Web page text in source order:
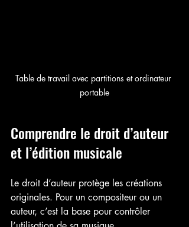
Table de travail avec partitions et ordinateur
portable
Comprendre le droit d’auteur
et l’édition musicale
Le droit d’auteur protège les créations
originales. Pour un compositeur ou un
auteur, c’est la base pour contrôler